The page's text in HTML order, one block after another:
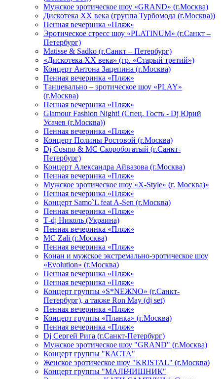
Мужское эротическое шоу «GRAND» (г.Москва)
Дискотека XX века (группа Турбомода (г.Москва))
Пенная вечеринка «Пляж»
Эротическое стресс шоу «PLATINUM» (г.Санкт –
Петербург)
Matisse & Sadko (г.Санкт – Петербург)
«Дискотека ХХ века» (гр. «Старый третий»)
Концерт Антона Зацепина (г.Москва)
Пенная вечеринка «Пляж»
Танцевально – эротическое шоу «PLAY»
(г.Москва)
Пенная вечеринка «Пляж»
Glamour Fashion Night! (Спец. Гость - Dj Юрий
Усачев (г.Москва))
Пенная вечеринка «Пляж»
Концерт Полины Ростовой (г.Москва)
Dj Cosmo & МС Скоробогатый (г.Санкт-
Петербург)
Концерт Александра Айвазова (г.Москва)
Пенная вечеринка «Пляж»
Мужское эротическое шоу «X-Style» (г. Москва)»
Пенная вечеринка «Пляж»
Концерт Samo`L feat A-Sen (г.Москва)
Пенная вечеринка «Пляж»
Т-dj Николь (Украина)
Пенная вечеринка «Пляж»
МС Zali (г.Москва)
Пенная вечеринка «Пляж»
Конан и мужское экстремально-эротическое шоу
«Evolution» (г.Москва)
Пенная вечеринка «Пляж»
Пенная вечеринка «Пляж»
Концерт группы «S*NEЖNO» (г.Санкт-
Петербург), а также Ron May (dj set)
Пенная вечеринка «Пляж»
Концерт группы «Планка» (г.Москва)
Пенная вечеринка «Пляж»
Dj Сергей Рига (г.Санкт-Петербург)
Мужское эротическое шоу "GRAND" (г.Москва)
Концерт группы "КАСТА"
Женское эротическое шоу "KRISTAL" (г.Москва)
Концерт группы "МАЛЬЧИШНИК"